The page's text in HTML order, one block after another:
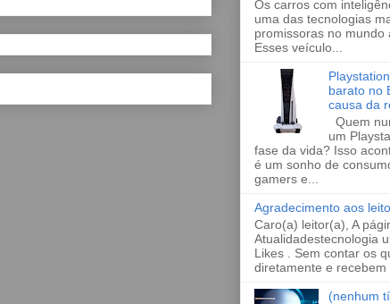
Os carros com
uma das tecnologias
promissoras no mundo
Esses veículo...
barato no
causa da
Quem
um
fase da vida? Isso
é um sonho de
gamers e...
Agradecimento aos
Caro(a) leitor(a), A
Atualidadestecnologia
Likes . Sem contar os
diretamente e recebem
(nenhum